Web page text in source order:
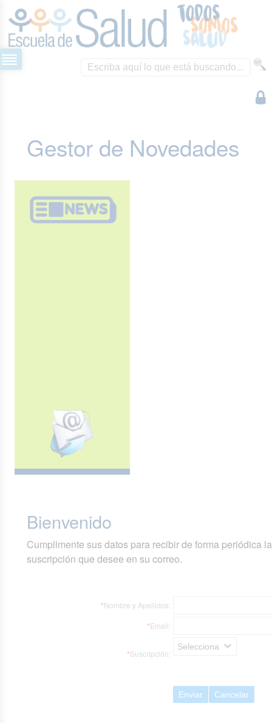
Gestor de Novedades
Bienvenido
Cumplimente sus datos para recibir de forma periódica
suscripción que desee en su correo.
*Nombre y Apellidos:
*Email:
*Suscripción:
Selecciona
Enviar Cancelar